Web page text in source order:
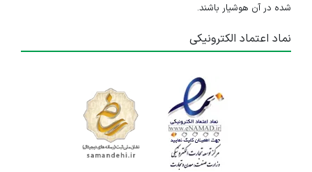
شده در آن هوشیار باشند.
نماد اعتماد الکترونیکی